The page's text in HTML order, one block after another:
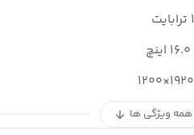
همه ویژگی ها arrow_downward